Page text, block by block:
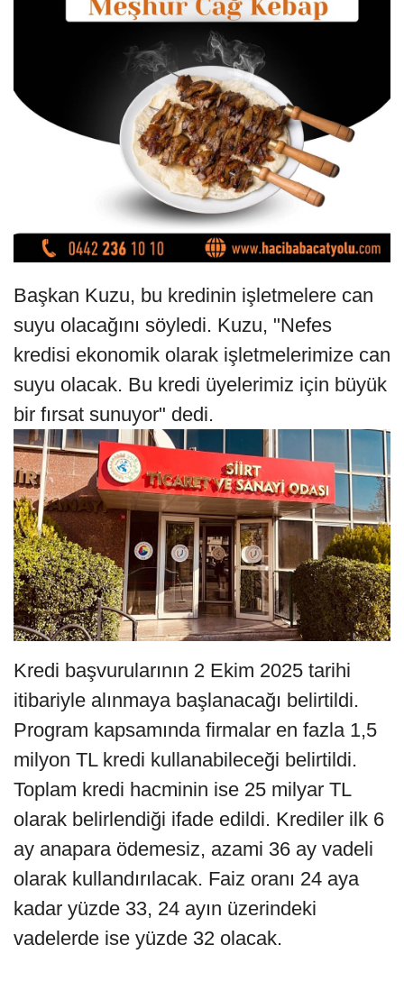
Başkan Kuzu, bu kredinin işletmelere can
suyu olacağını söyledi. Kuzu, "Nefes
kredisi ekonomik olarak işletmelerimize can
suyu olacak. Bu kredi üyelerimiz için büyük
bir fırsat sunuyor" dedi.
Kredi başvurularının 2 Ekim 2025 tarihi
itibariyle alınmaya başlanacağı belirtildi.
Program kapsamında firmalar en fazla 1,5
milyon TL kredi kullanabileceği belirtildi.
Toplam kredi hacminin ise 25 milyar TL
olarak belirlendiği ifade edildi. Krediler ilk 6
ay anapara ödemesiz, azami 36 ay vadeli
olarak kullandırılacak. Faiz oranı 24 aya
kadar yüzde 33, 24 ayın üzerindeki
vadelerde ise yüzde 32 olacak.